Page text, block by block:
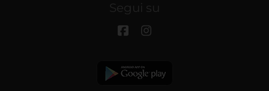
Segui su